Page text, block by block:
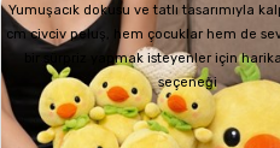
Yumuşacık dokusu ve tatlı tasarımıyla
cm civciv peluş, hem çocuklar hem de
bir sürpriz yapmak isteyenler için
seçeneği